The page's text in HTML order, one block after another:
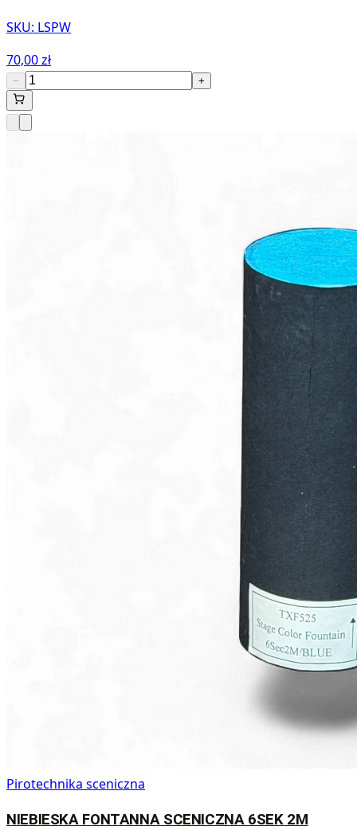
SKU: LSPW
70,00 zł
− +
Pirotechnika sceniczna
NIEBIESKA FONTANNA SCENICZNA 6SEK 2M